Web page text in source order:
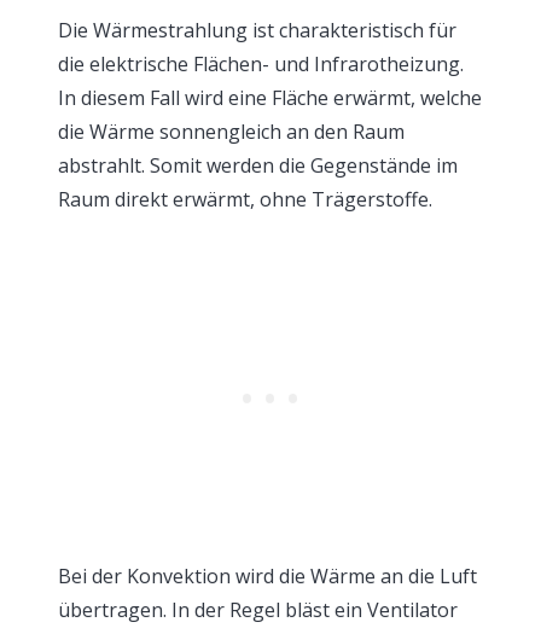
Die Wärmestrahlung ist charakteristisch für
die elektrische Flächen- und Infrarotheizung.
In diesem Fall wird eine Fläche erwärmt, welche
die Wärme sonnengleich an den Raum
abstrahlt. Somit werden die Gegenstände im
Raum direkt erwärmt, ohne Trägerstoffe.
Bei der Konvektion wird die Wärme an die Luft
übertragen. In der Regel bläst ein Ventilator